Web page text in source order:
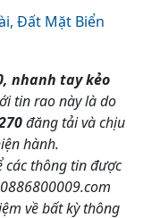
Đất Mặt Biển
nhanh tay kẻo
tin rao này là do
đăng tải và chịu
hành.
các thông tin được
về bất kỳ thông